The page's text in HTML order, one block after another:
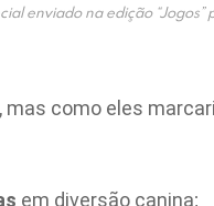
enviado na edição “Jogos”
como eles
em diversão canina;